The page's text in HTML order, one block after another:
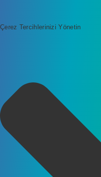
Çerez Tercihlerinizi Yönetin